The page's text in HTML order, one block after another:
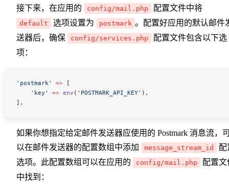
接下来，在应用的 config/mail.php 配置文件中将
default 选项设置为 postmark 。配置好应用的默认邮件
送器后，确保
config/services.php
配置文件包含以下选
项：
'postmark' => [
    'key'
=> env ( 'POSTMARK_API_KEY' ),
],
如果你想指定给定邮件发送器应使用的 Postmark 消息流，
以在邮件发送器的配置数组中添加
message_stream_id
配
选项。此配置数组可以在应用的
config/mail.php
配置文
中找到：